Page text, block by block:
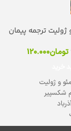
ترجمه پیمان
تومان120.000
و ژولیت
شکسپیر